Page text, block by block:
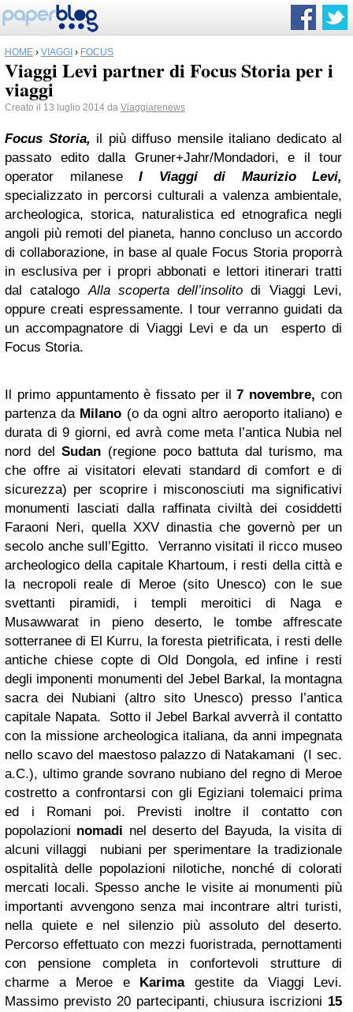
HOME › VIAGGI › FOCUS
Viaggi Levi partner di Focus Storia per i
viaggi
Creato il 13 luglio 2014 da Viaggiarenews
Focus Storia, il più diffuso mensile italiano dedicato al
passato edito dalla Gruner+Jahr/Mondadori, e il tour
operator milaneseI Viaggi di Maurizio Levi,
specializzato in percorsi culturali a valenza ambientale,
archeologica, storica, naturalistica ed etnografica negli
angoli più remoti del pianeta, hanno concluso un accordo
di collaborazione, in base al quale Focus Storia proporrà
in esclusiva per i propri abbonati e lettori itinerari tratti
dal catalogoAlla scoperta dell’insolitodi Viaggi Levi,
oppure creati espressamente. I tour verranno guidati da
un accompagnatore di Viaggi Levi e da un esperto di
Focus Storia.
Il primo appuntamento è fissato per il7 novembre,con
partenza da Milano (o da ogni altro aeroporto italiano) e
durata di 9 giorni, ed avrà come meta l’antica Nubia nel
nord delSudan (regione poco battuta dal turismo, ma
che offre ai visitatori elevati standard di comfort e di
sicurezza) per scoprire i misconosciuti ma significativi
monumenti lasciati dalla raffinata civiltà dei cosiddetti
Faraoni Neri, quella XXV dinastia che governò per un
secolo anche sull’Egitto. Verranno visitati il ricco museo
archeologico della capitale Khartoum, i resti della città e
la necropoli reale di Meroe (sito Unesco) con le sue
svettanti piramidi, i templi meroitici di Naga e
Musawwarat in pieno deserto, le tombe affrescate
sotterranee di El Kurru, la foresta pietrificata, i resti delle
antiche chiese copte di Old Dongola, ed infine i resti
degli imponenti monumenti del Jebel Barkal, la montagna
sacra dei Nubiani (altro sito Unesco) presso l’antica
capitale Napata. Sotto il Jebel Barkal avverrà il contatto
con la missione archeologica italiana, da anni impegnata
nello scavo del maestoso palazzo di Natakamani (I sec.
a.C.), ultimo grande sovrano nubiano del regno di Meroe
costretto a confrontarsi con gli Egiziani tolemaici prima
ed i Romani poi. Previsti inoltre il contatto con
popolazioni nomadi nel deserto del Bayuda, la visita di
alcuni villaggi nubiani per sperimentare la tradizionale
ospitalità delle popolazioni nilotiche, nonché di colorati
mercati locali. Spesso anche le visite ai monumenti più
importanti avvengono senza mai incontrare altri turisti,
nella quiete e nel silenzio più assoluto del deserto.
Percorso effettuato con mezzi fuoristrada, pernottamenti
con pensione completa in confortevoli strutture di
charme a Meroe e Karimagestite da Viaggi Levi.
Massimo previsto 20 partecipanti, chiusura iscrizioni 15